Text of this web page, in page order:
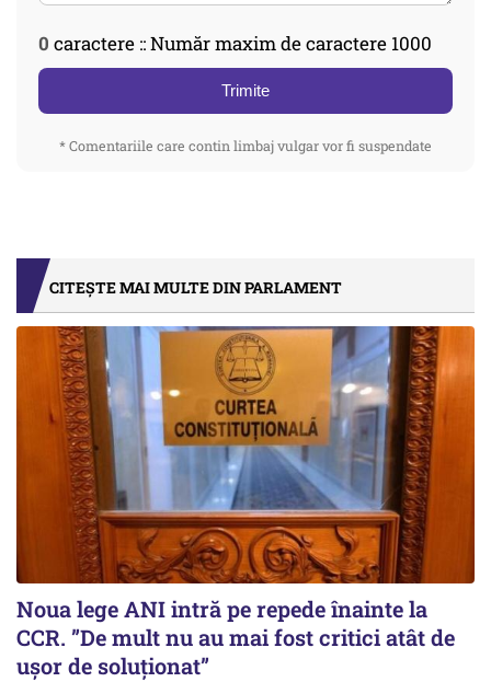
0 caractere :: Număr maxim de caractere 1000
Trimite
* Comentariile care contin limbaj vulgar vor fi suspendate
CITEȘTE MAI MULTE DIN PARLAMENT
Noua lege ANI intră pe repede înainte la
CCR. ”De mult nu au mai fost critici atât de
ușor de soluționat”